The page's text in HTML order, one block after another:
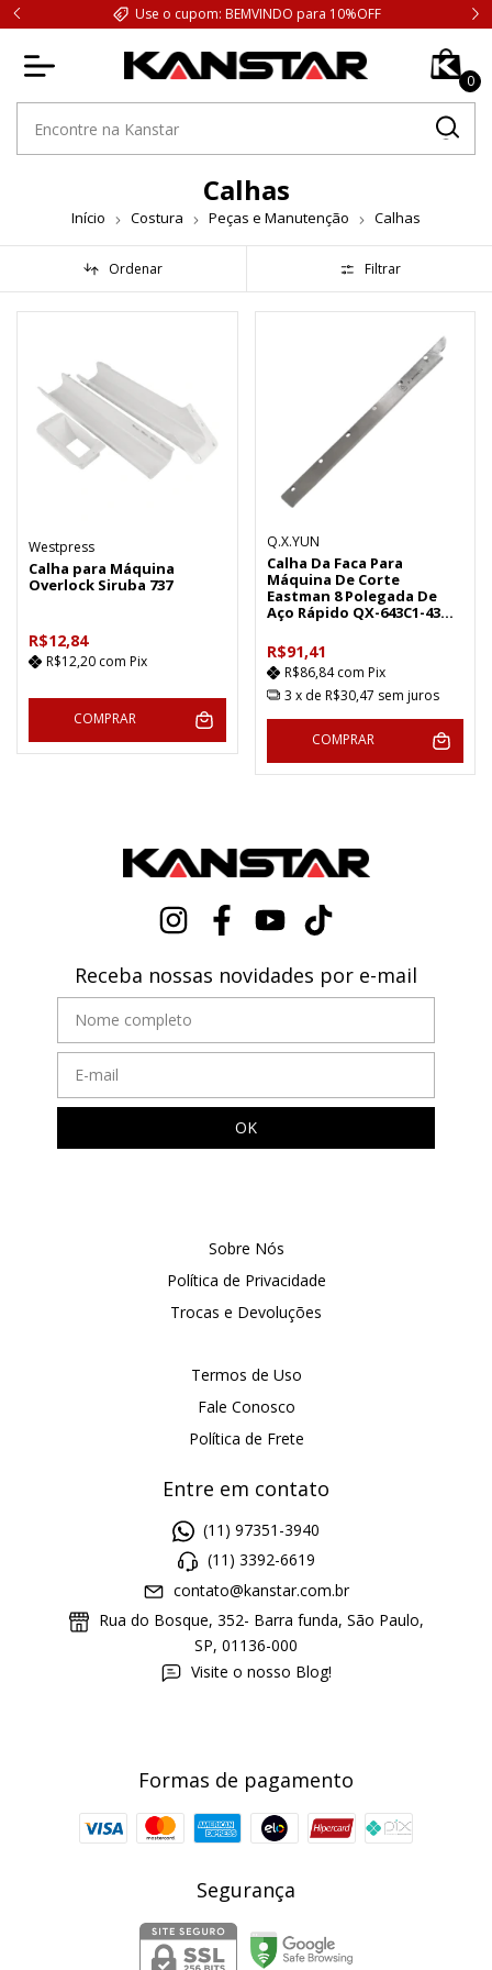
Use o cupom: BEMVINDO para 10%OFF
0
Calhas
Início Costura Peças e Manutenção Calhas
Ordenar Filtrar
Westpress
Calha para Máquina
Overlock Siruba 737
R$12,84
R$12,20 com Pix
COMPRAR
Q.X.YUN
Calha Da Faca Para
Máquina De Corte
Eastman 8 Polegada De
Aço Rápido QX-643C1-43
R$91,41
R$86,84com Pix
3 x de R$30,47 sem juros
COMPRAR
Receba nossas novidades por e-mail
Sobre Nós
Política de Privacidade
Trocas e Devoluções
Termos de Uso
Fale Conosco
Política de Frete
Entre em contato
(11) 97351-3940
(11) 3392-6619
contato@kanstar.com.br
Rua do Bosque, 352- Barra funda, São Paulo,
SP, 01136-000
Visite o nosso Blog!
Formas de pagamento
Segurança